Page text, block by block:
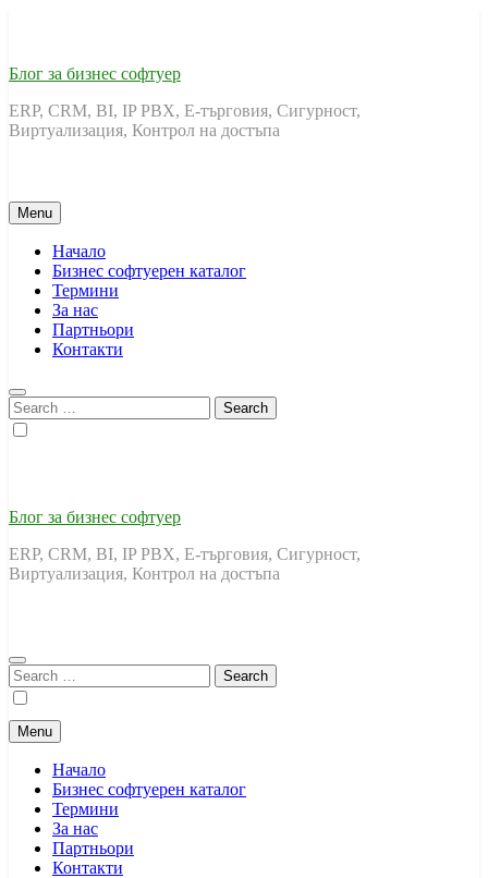
Блог за бизнес софтуер
ERP, CRM, BI, IP PBX, Е-търговия, Сигурност,
Виртуализация, Контрол на достъпа
Menu
Начало
Бизнес софтуерен каталог
Термини
За нас
Партньори
Контакти
Search
for:
Блог за бизнес софтуер
ERP, CRM, BI, IP PBX, Е-търговия, Сигурност,
Виртуализация, Контрол на достъпа
Search
for:
Menu
Начало
Бизнес софтуерен каталог
Термини
За нас
Партньори
Контакти